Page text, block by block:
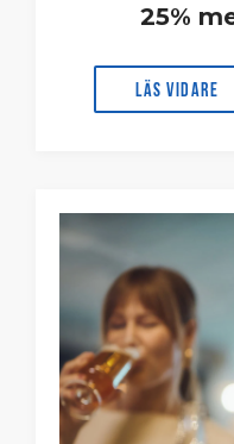
25%
Läs vidare